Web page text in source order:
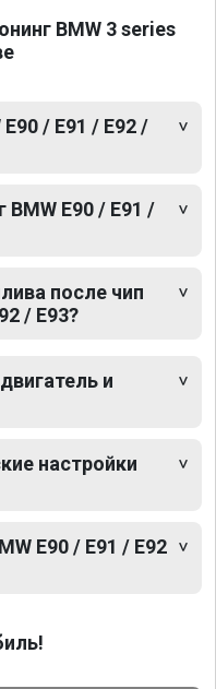
BMW 3 series
/ E91 / E92 /
E90 / E91 /
после чип
/ E93?
и
настройки
E90 / E91 / E92